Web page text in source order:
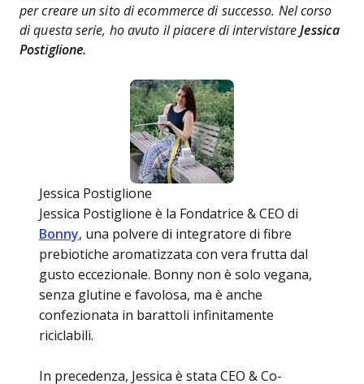
per creare un sito di ecommerce di successo. Nel corso
di questa serie, ho avuto il piacere di intervistare Jessica
Postiglione.
Jessica Postiglione
Jessica Postiglione è la Fondatrice & CEO di
Bonny, una polvere di integratore di fibre
prebiotiche aromatizzata con vera frutta dal
gusto eccezionale. Bonny non è solo vegana,
senza glutine e favolosa, ma è anche
confezionata in barattoli infinitamente
riciclabili.
In precedenza, Jessica è stata CEO & Co-